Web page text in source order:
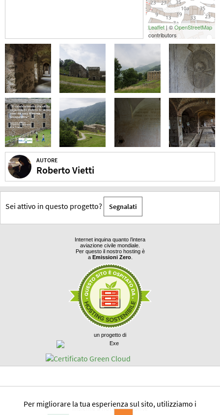
Leaflet| ©OpenStreetMap
contributors
AUTORE
Roberto Vietti
Sei attivo in questo progetto? Segnalati
Internet inquina quanto l’intera
aviazione civile mondiale.
Per questo il nostro hosting è
a Emissioni Zero.
un progetto di
Insieme a noi in Piemonte
Per migliorare la tua esperienza sul sito, utilizziamo i